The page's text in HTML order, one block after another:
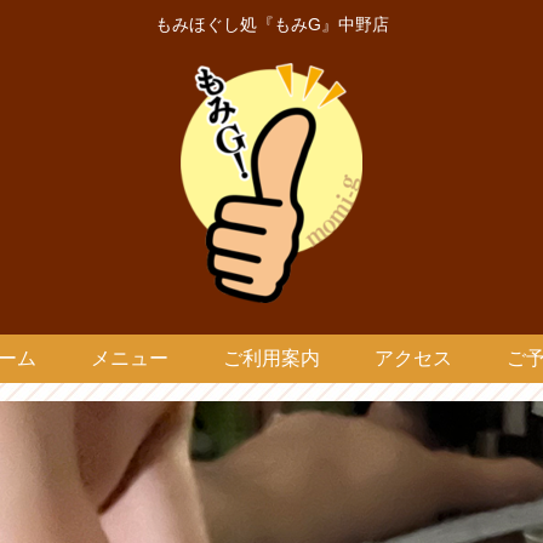
もみほぐし処『もみG』中野店
ム メニュー ご利用案内 アクセス ご